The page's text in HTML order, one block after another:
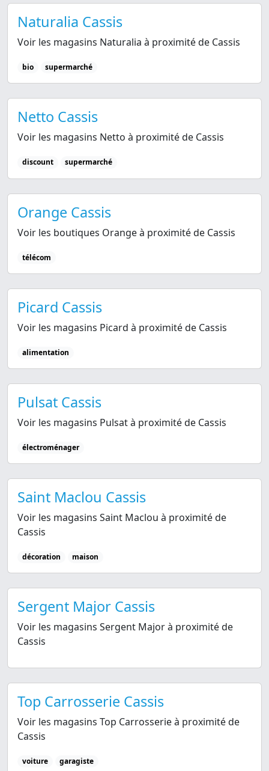
Naturalia Cassis
Voir les magasins Naturalia à proximité de Cassis
bio supermarché
Netto Cassis
Voir les magasins Netto à proximité de Cassis
discount supermarché
Orange Cassis
Voir les boutiques Orange à proximité de Cassis
télécom
Picard Cassis
Voir les magasins Picard à proximité de Cassis
alimentation
Pulsat Cassis
Voir les magasins Pulsat à proximité de Cassis
électroménager
Saint Maclou Cassis
Voir les magasins Saint Maclou à proximité de
Cassis
décoration maison
Sergent Major Cassis
Voir les magasins Sergent Major à proximité de
Cassis
Top Carrosserie Cassis
Voir les magasins Top Carrosserie à proximité de
Cassis
voiture garagiste